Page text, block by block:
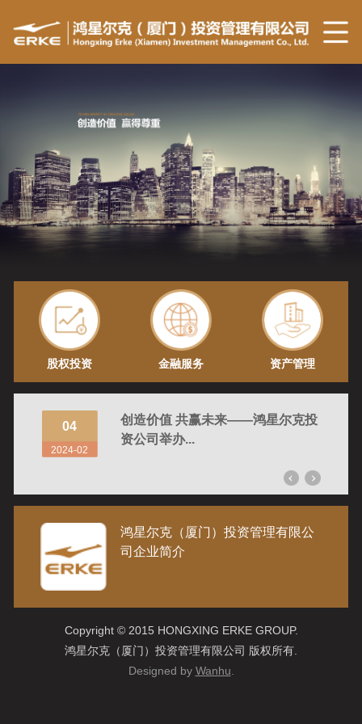
股权投资 金融服务 资产管理
04
2024-02
创造价值 共赢未来——鸿星尔克投
资公司举办...
鸿星尔克（厦门）投资管理有限公
司企业简介
Copyright © 2015 HONGXING ERKE GROUP.
鸿星尔克（厦门）投资管理有限公司 版权所有.
Designed by Wanhu